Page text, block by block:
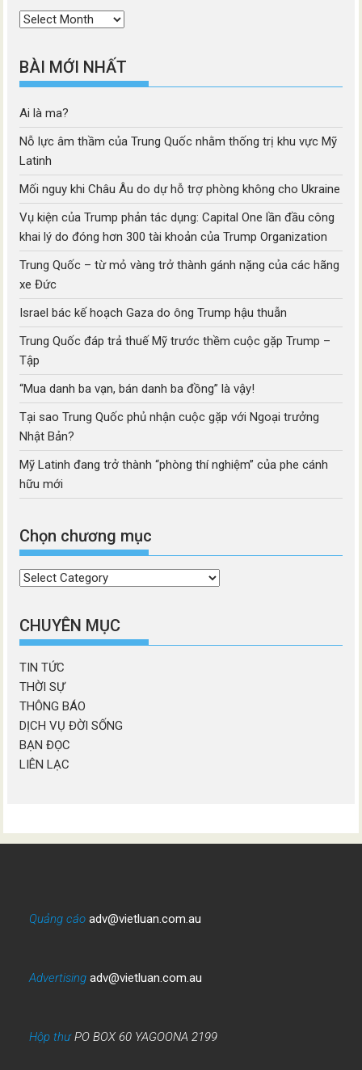
Thời
BÀI MỚI NHẤT
Ai là ma?
Nỗ lực âm thầm của Trung Quốc nhằm thống trị khu vực Mỹ
Latinh
Mối nguy khi Châu Âu do dự hỗ trợ phòng không cho Ukraine
Vụ kiện của Trump phản tác dụng: Capital One lần đầu công
khai lý do đóng hơn 300 tài khoản của Trump Organization
Trung Quốc – từ mỏ vàng trở thành gánh nặng của các hãng
xe Đức
Israel bác kế hoạch Gaza do ông Trump hậu thuẫn
Trung Quốc đáp trả thuế Mỹ trước thềm cuộc gặp Trump –
Tập
“Mua danh ba vạn, bán danh ba đồng” là vậy!
Tại sao Trung Quốc phủ nhận cuộc gặp với Ngoại trưởng
Nhật Bản?
Mỹ Latinh đang trở thành “phòng thí nghiệm” của phe cánh
hữu mới
Chọn chương mục
Chọn
mục
CHUYÊN MỤC
TIN TỨC
THỜI SỰ
THÔNG BÁO
DỊCH VỤ ĐỜI SỐNG
BẠN ĐỌC
LIÊN LẠC
Quảng cáo adv@vietluan.com.au
Advertising adv@vietluan.com.au
Hộp thưPO BOX 60 YAGOONA 2199